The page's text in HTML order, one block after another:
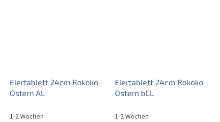
Eiertablett 24cm Rokoko
Ostern AL
1-2 Wochen
Eiertablett 24cm Rokoko
Ostern bCL
1-2 Wochen